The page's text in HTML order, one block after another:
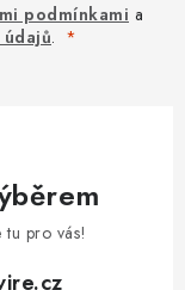
podmínkami a
.
tu pro vás!